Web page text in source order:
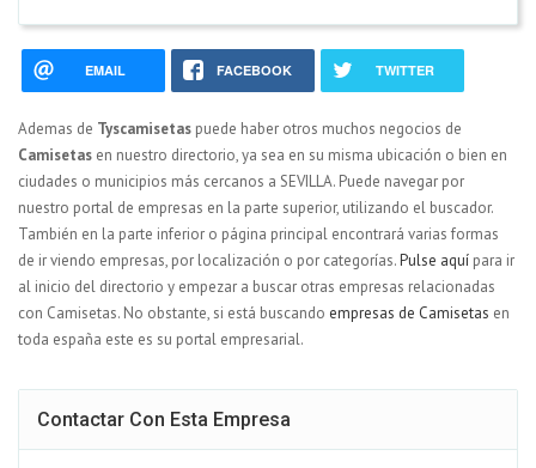
EMAIL FACEBOOK TWITTER
Ademas de Tyscamisetas puede haber otros muchos negocios de
Camisetas en nuestro directorio, ya sea en su misma ubicación o bien en
ciudades o municipios más cercanos a SEVILLA. Puede navegar por
nuestro portal de empresas en la parte superior, utilizando el buscador.
También en la parte inferior o página principal encontrará varias formas
de ir viendo empresas, por localización o por categorías.Pulse aquí para ir
al inicio del directorio y empezar a buscar otras empresas relacionadas
con Camisetas. No obstante, si está buscando empresas de Camisetas en
toda españa este es su portal empresarial.
Contactar Con Esta Empresa